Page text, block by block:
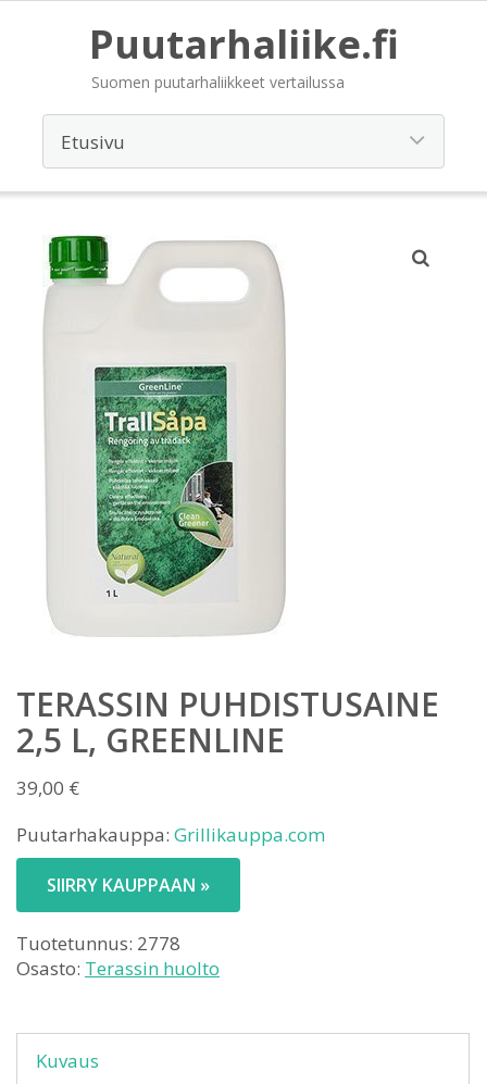
Puutarhaliike.fi
Suomen puutarhaliikkeet vertailussa
TERASSIN PUHDISTUSAINE
2,5 L, GREENLINE
39,00 €
Puutarhakauppa: Grillikauppa.com
SIIRRY KAUPPAAN »
Tuotetunnus: 2778
Osasto: Terassin huolto
Kuvaus